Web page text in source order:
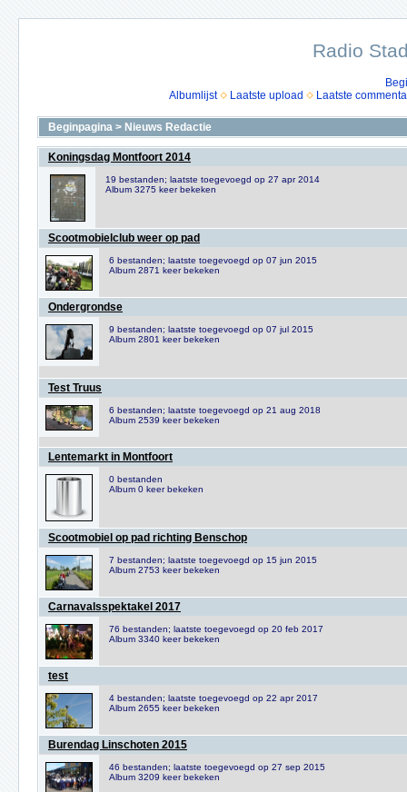
Radio
Albumlijst
Laatste upload Laatste
Beginpagina > Nieuws Redactie
Koningsdag Montfoort 2014
19 bestanden; laatste toegevoegd op 27 apr 2014
Album 3275 keer bekeken
Scootmobielclub weer op pad
6 bestanden; laatste toegevoegd op 07 jun 2015
Album 2871 keer bekeken
Ondergrondse
9 bestanden; laatste toegevoegd op 07 jul 2015
Album 2801 keer bekeken
Test Truus
6 bestanden; laatste toegevoegd op 21 aug 2018
Album 2539 keer bekeken
Lentemarkt in Montfoort
0 bestanden
Album 0 keer bekeken
Scootmobiel op pad richting Benschop
7 bestanden; laatste toegevoegd op 15 jun 2015
Album 2753 keer bekeken
Carnavalsspektakel 2017
76 bestanden; laatste toegevoegd op 20 feb 2017
Album 3340 keer bekeken
test
4 bestanden; laatste toegevoegd op 22 apr 2017
Album 2655 keer bekeken
Burendag Linschoten 2015
46 bestanden; laatste toegevoegd op 27 sep 2015
Album 3209 keer bekeken